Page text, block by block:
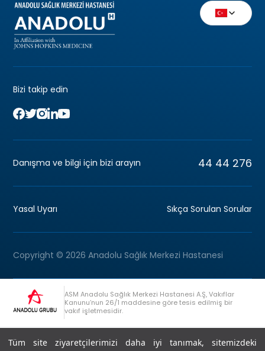
Tüm site ziyaretçilerimizi daha iyi tanımak, sitemizdeki
Bizi takip edin
Danışma ve bilgi için bizi arayın 44 44 276
Yasal Uyarı Sıkça Sorulan Sorular
Copyright © 2026 Anadolu Sağlık Merkezi Hastanesi
ASM Anadolu Sağlık Merkezi Hastanesi A.Ş, Vakıflar
Kanunu’nun 26/1 maddesine göre tesis edilmiş bir
vakıf işletmesidir.
Anadolu Grubu Danışma Hattı +90 (262) 678 54 00